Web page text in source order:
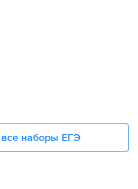
наборы ЕГЭ